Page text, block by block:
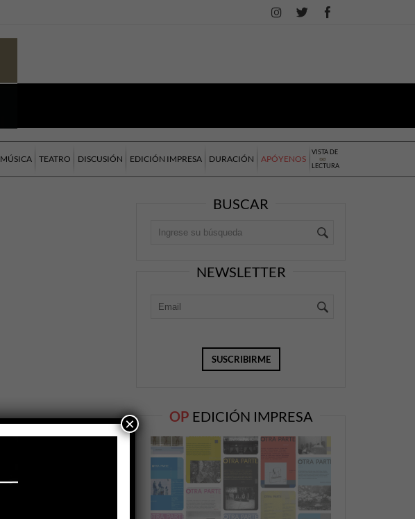
MÚSICA TEATRO DISCUSIÓN EDICIÓN IMPRESA DURACIÓN APÓYENOS
VISTA DE
LECTURA
BUSCAR
NEWSLETTER
OP EDICIÓN IMPRESA
×